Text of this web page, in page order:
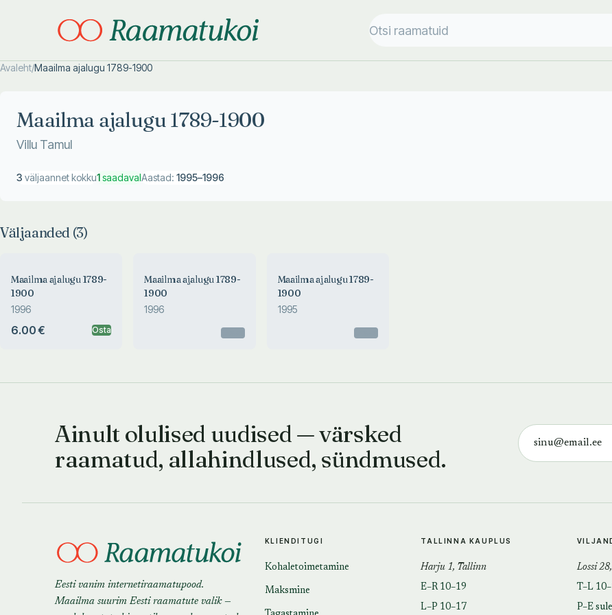
Avaleht/Maailma ajalugu 1789-1900
Maailma ajalugu 1789-1900
Villu Tamul
3 väljaannet kokku1saadavalAastad: 1995–1996
Väljaanded (3)
Maailma ajalugu 1789-
1900
1996
6.00 € Osta
Maailma ajalugu 1789-
1900
1996
Maailma ajalugu 1789-
1900
1995
Ainult olulised uudised — värsked
raamatud, allahindlused, sündmused.
Eesti vanim internetiraamatupood.
Maailma suurim Eesti raamatute valik —
KLIENDITUGI
Kohaletoimetamine
Maksmine
TALLINNA KAUPLUS
Harju 1, Tallinn
E–R 10–19
L–P 10–17
Lossi
T–L
P–E